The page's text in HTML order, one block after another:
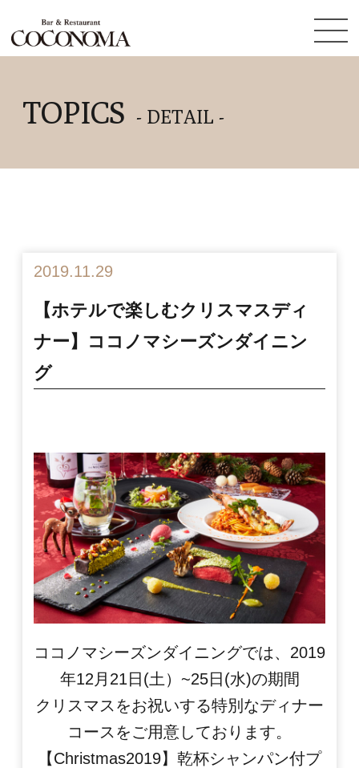
TOPICS - DETAIL -
2019.11.29
【ホテルで楽しむクリスマスディ
ナー】ココノマシーズンダイニン
グ
ココノマシーズンダイニングでは、2019
年12月21日(土）~25日(水)の期間
クリスマスをお祝いする特別なディナー
コースをご用意しております。
【Christmas2019】乾杯シャンパン付プ